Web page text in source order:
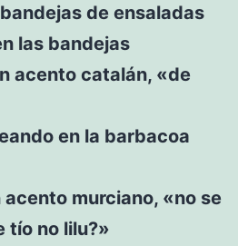
de ensaladas
las bandejas
acento catalán, «de
en la barbacoa
murciano, «no se
tío no lilu?»